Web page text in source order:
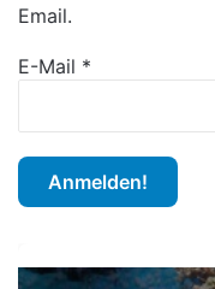
Email.
E-Mail *